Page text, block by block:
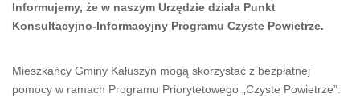
Informujemy, że w naszym Urzędzie działa Punkt
Konsultacyjno-Informacyjny Programu Czyste Powietrze.
Mieszkańcy Gminy Kałuszyn mogą skorzystać z bezpłatnej
pomocy w ramach Programu Priorytetowego „Czyste Powietrze”.